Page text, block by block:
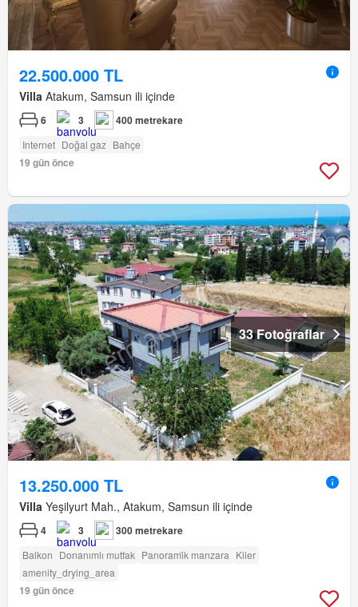
22.500.000 TL
Villa Atakum, Samsun ili içinde
6 3 400 metrekare
Internet Doğal gaz Bahçe
19 gün önce
33 Fotoğraflar
13.250.000 TL
Villa Yeşilyurt Mah., Atakum, Samsun ili içinde
4 3 300 metrekare
Balkon Donanımlı mutfak Panorami̇k manzara Kiler
amenity_drying_area
19 gün önce